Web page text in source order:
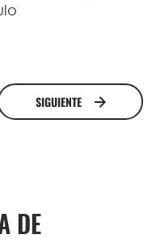
SIGUIENTE
DE